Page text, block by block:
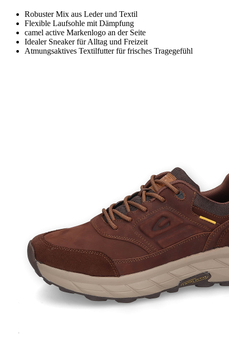
Robuster Mix aus Leder und Textil
Flexible Laufsohle mit Dämpfung
camel active Markenlogo an der Seite
Idealer Sneaker für Alltag und Freizeit
Atmungsaktives Textilfutter für frisches Tragegefühl